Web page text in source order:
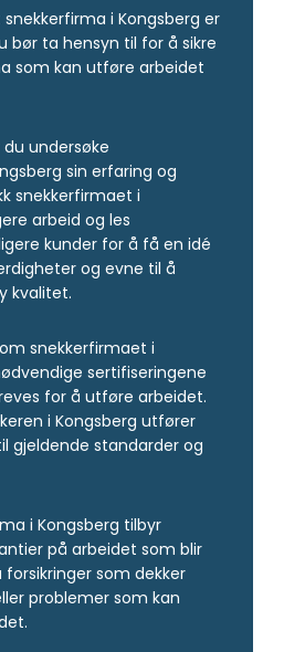
i Kongsberg er
bør ta hensyn til for å sikre
som kan utføre arbeidet
undersøke
sin erfaring og
snekkerfirmaet i
arbeid og les
kunder for å få en idé
og evne til å
kvalitet.
snekkerfirmaet i
sertifiseringene
for å utføre arbeidet.
i Kongsberg utfører
gjeldende standarder og
i Kongsberg tilbyr
på arbeidet som blir
som dekker
problemer som kan